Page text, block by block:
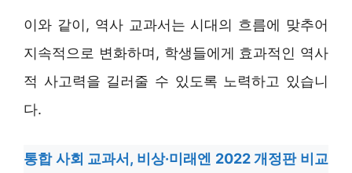
이와 같이, 역사 교과서는 시대의 흐름에 맞추어
지속적으로 변화하며, 학생들에게 효과적인 역사
적 사고력을 길러줄 수 있도록 노력하고 있습니
다.
통합 사회 교과서, 비상·미래엔 2022 개정판 비교